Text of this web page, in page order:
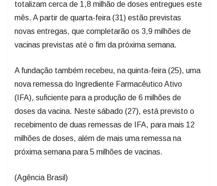
totalizam cerca de 1,8 milhão de doses entregues este
mês. A partir de quarta-feira (31) estão previstas
novas entregas, que completarão os 3,9 milhões de
vacinas previstas até o fim da próxima semana.
A fundação também recebeu, na quinta-feira (25), uma
nova remessa do Ingrediente Farmacêutico Ativo
(IFA), suficiente para a produção de 6 milhões de
doses da vacina. Neste sábado (27), está previsto o
recebimento de duas remessas de IFA, para mais 12
milhões de doses, além de mais uma remessa na
próxima semana para 5 milhões de vacinas.
(Agência Brasil)